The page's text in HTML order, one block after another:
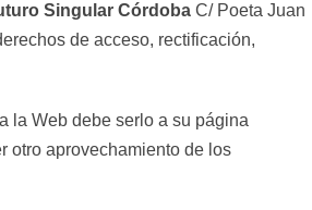
Singular Córdoba C/ Poeta Juan
de acceso, rectificación,
la Web debe serlo a su página
otro aprovechamiento de los